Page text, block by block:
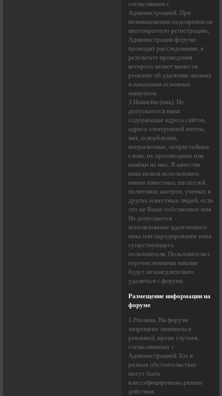
согласования с
Администрацией. При
возникновении подозрения на
многократную регистрацию,
Администрация форума
проводит расследование, в
результате проведения
которого может вынести
решение об удалении лишних
и наказании основных
аккаунтов.
3.Никнейм (ник). Не
допускаются ники
содержащие адреса сайтов,
адреса электронной почты,
мат, оскорбления,
неприличные, непристойные
слова, их производные или
намёки на них. В качестве
ника нельзя использовать
имена известных писателей,
политиков, актеров, ученых и
других известных людей, если
это не Ваше собственное имя.
Не допускается
использование идентичного
ника или пародирование ника
существующего
пользователя. Пользователи с
перечисленными никами
будут незамедлительно
удаляться с форума.
Размещение информации на
форуме
1.Реклама. На форуме
запрещено заниматься
рекламой, кроме случаев,
согласованных с
Администрацией. Ею в
разных обстоятельствах
могут быть
классифицированы разные
действия.